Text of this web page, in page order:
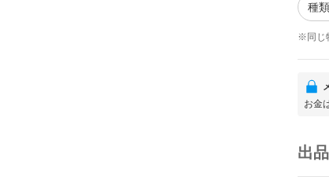
種
※同じ
お金
出